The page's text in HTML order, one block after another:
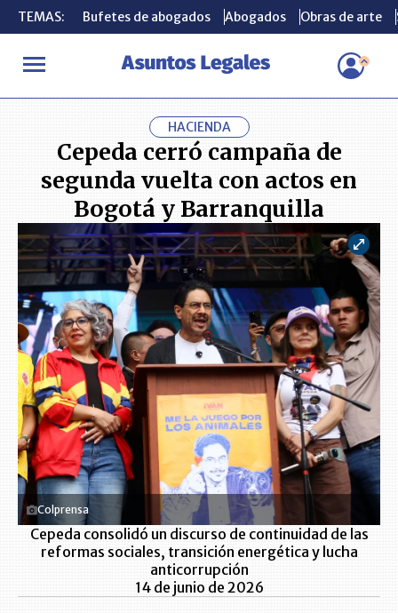
TEMAS: Bufetes de abogados Abogados Obras de arte
INICIO ACTUALIDAD Cepeda cerró campaña de segunda
TEMAS: Bufetes de abogados Abogados Obras de arte
HACIENDA
Cepeda cerró campaña de
segunda vuelta con actos en
Bogotá y Barranquilla
Colprensa
Cepeda consolidó un discurso de continuidad de las
reformas sociales, transición energética y lucha
anticorrupción
14 de junio de 2026